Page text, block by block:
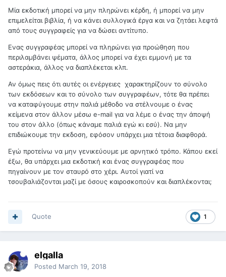
βγάζει απ' τα ρούχα μου όλη αυτή η σαπίλα που μας έχει
φάει, όλη αυτή η άτιμηευγένειακαι όλο αυτό το παρεδώσε
των αστεριών στο goodreads και των κριτικών κτλ κτλ. Δεν
βοηθάει κανέναν, ρε Βασίλη, και κάποιοι από μας έχουμε
κουραστεί, απογοητευτεί και θυμώσει.
Μία εκδοτική μπορεί να μην πληρώνει κέρδη, ή μπορεί να μην
επιμελείται βιβλία, ή να κάνει συλλογικά έργα και να ζητάει λεφτά
από τους συγγραφείς για να δώσει αντίτυπο.
Ενας συγγραφέας μπορεί να πληρώνει για προώθηση που
περιλαμβάνει ψέματα, άλλος μπορεί να έχει εμμονή με τα
αστεράκια, άλλος να διαπλέκεται κλπ.
Αν όμως πεις ότι αυτές οι ενέργειες χαρακτηρίζουν το σύνολο
των εκδόσεων και το σύνολο των συγγραφέων, τότε θα πρέπει
να καταφύγουμε στην παλιά μέθοδο να στέλνουμε ο ένας
κείμενα στον άλλον μέσω e-mail για να λέμε ο ένας την άποψή
του στον άλλο (όπως κάναμε παλιά εγώ κι εσύ). Να μην
επιδιώκουμε την εκδοση, εφόσον υπάρχει μια τέτοια διαφθορά.
Εγώ προτείνω να μην γενικεύουμε με αρνητικό τρόπο. Κάπου εκεί
έξω, θα υπάρχει μια εκδοτική και ένας συγγραφέας που
πηγαίνουν με τον σταυρό στο χέρι. Αυτοί γιατί να
τσουβαλιάζονται μαζί με όσους καιροσκοπούν και διαπλέκονται;
1
Quote
elgalla
Posted March 19, 2018